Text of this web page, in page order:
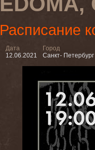
Расписание
Дата
12.06.2021
Город
Санкт- Петербург